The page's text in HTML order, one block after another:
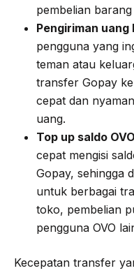
pembelian
Pengiriman
pengguna yang
teman atau
transfer Gopay
cepat dan
uang.
Top up saldo
cepat mengisi
Gopay, sehingga
untuk berbagai
toko, pembelian
pengguna OVO
Kecepatan transfer